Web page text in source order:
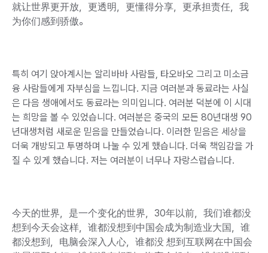
就让世界更开放，更透明，更懂得分享，更承担责任，我
为你们感到骄傲。
특히 여기 앉아계시는 알리바바 사람들, 타오바오 그리고 미소금
융 사람들에게 자부심을 느낍니다. 지금 여러분과 동료라는 사실
은 다음 생애에서도 동료라는 의미입니다. 여러분 덕분에 이 시대
는 희망을 볼 수 있었습니다. 여러분은 중국의 모든 80년대생 90
년대생처럼 새로운 믿음을 만들었습니다. 이러한 믿음은 세상을
더욱 개방되고 투명하며 나눌 수 있게 했습니다. 더욱 책임감을 가
질 수 있게 했습니다. 저는 여러분이 너무나 자랑스럽습니다.
今天的世界，是一个变化的世界，30年以前，我们谁都没
想到今天会这样，谁都没想到中国会成为制造业大国，谁
都没想到，电脑会深入人心，谁都没 想到互联网在中国会